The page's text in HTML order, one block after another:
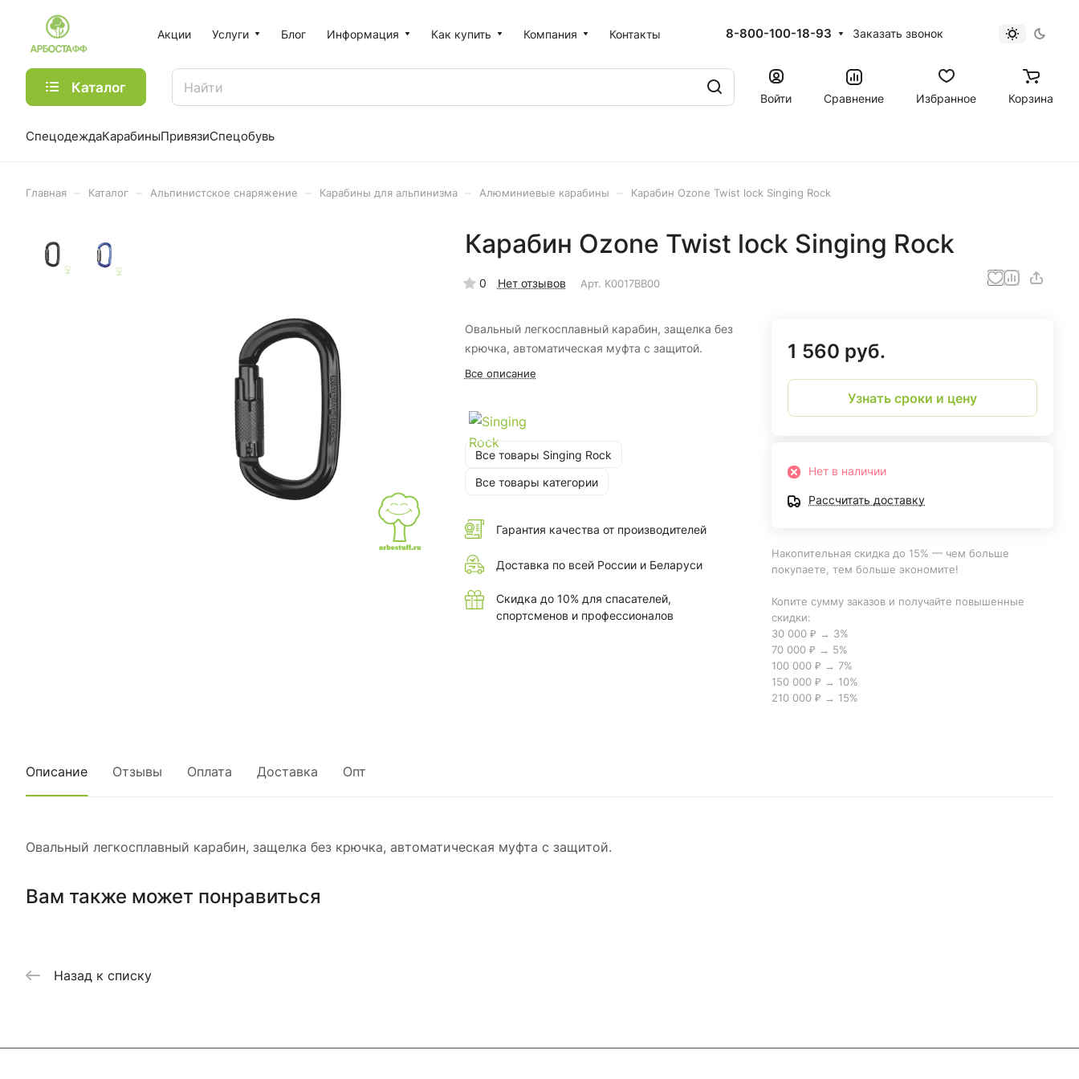
Акции Услуги Блог Информация Как купить Компания Контакты 8-800-100-18-93 Заказать звонок
Каталог
Войти Сравнение Избранное Корзина
СпецодеждаКарабиныПривязиСпецобувь
Главная Каталог Альпинистское снаряжение Карабины для альпинизма Алюминиевые карабины Карабин Ozone Twist lock Singing Rock
Карабин Ozone Twist lock Singing Rock
0 Нет отзывов Арт. K0017BB00
Овальный легкосплавный карабин, защелка без
крючка, автоматическая муфта с защитой.
Все описание
Все товары Singing Rock
Все товары категории
Гарантия качества от производителей
Доставка по всей России и Беларуси
Скидка до 10% для спасателей,
спортсменов и профессионалов
1 560 руб.
Узнать сроки и цену
Нет в наличии
Рассчитать доставку
Накопительная скидка до 15% — чем больше
покупаете, тем больше экономите!
Копите сумму заказов и получайте повышенные
скидки:
30 000 ₽ → 3%
70 000 ₽ → 5%
100 000 ₽ → 7%
150 000 ₽ → 10%
210 000 ₽ → 15%
Описание Отзывы Оплата Доставка Опт
Овальный легкосплавный карабин, защелка без крючка, автоматическая муфта с защитой.
Вам также может понравиться
Назад к списку